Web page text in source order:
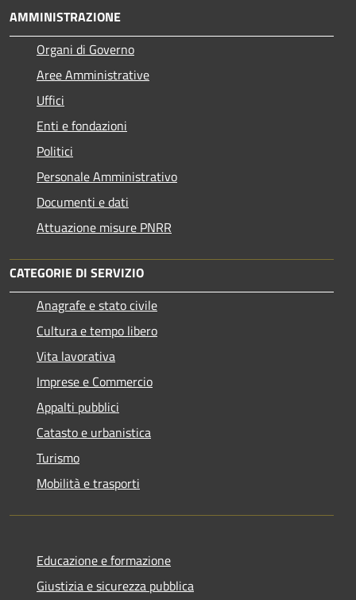
AMMINISTRAZIONE
Organi di Governo
Aree Amministrative
Uffici
Enti e fondazioni
Politici
Personale Amministrativo
Documenti e dati
Attuazione misure PNRR
CATEGORIE DI SERVIZIO
Anagrafe e stato civile
Cultura e tempo libero
Vita lavorativa
Imprese e Commercio
Appalti pubblici
Catasto e urbanistica
Turismo
Mobilità e trasporti
Educazione e formazione
Giustizia e sicurezza pubblica